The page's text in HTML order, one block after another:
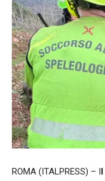
ROMA (ITALPRESS) – I